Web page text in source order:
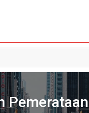
Pemerataan